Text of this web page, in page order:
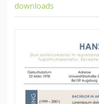
downloads